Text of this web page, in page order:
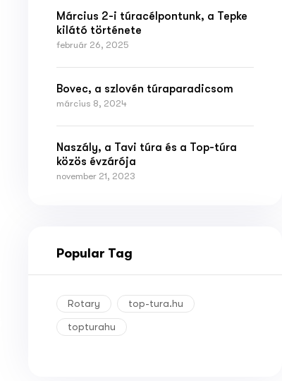
Március 2-i túracélpontunk, a Tepke
kilátó története
február 26, 2025
Bovec, a szlovén túraparadicsom
március 8, 2024
Naszály, a Tavi túra és a Top-túra
közös évzárója
november 21, 2023
Popular Tag
Rotary top-tura.hu
topturahu